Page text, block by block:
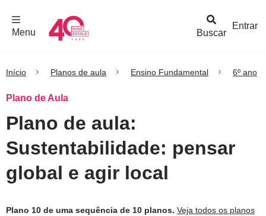
Buscar
Menu
Entrar
Início Planos de aula Ensino Fundamental 6º ano
Plano de Aula
Plano de aula:
Sustentabilidade: pensar
global e agir local
Plano 10 de uma sequência de 10 planos. Veja todos os planos